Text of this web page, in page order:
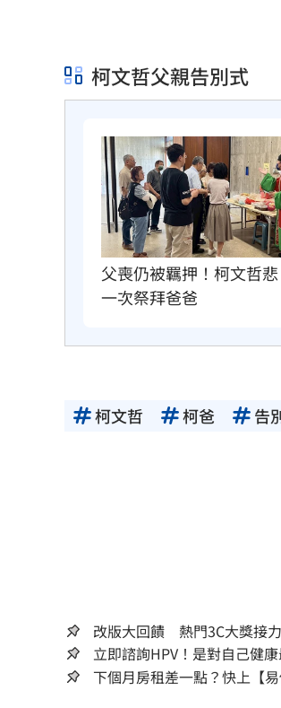
柯文哲父親告別式
父喪仍被羈押！柯文哲
一次祭拜爸爸
柯文哲 柯爸 告
改版大回饋 熱門3C大獎接
立即諮詢HPV！是對自己健
下個月房租差一點？快上【